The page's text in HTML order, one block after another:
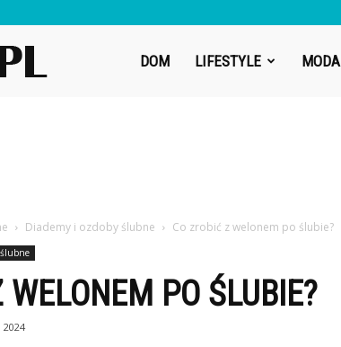
DOM LIFESTYLE MODA
Diademy i ozdoby ślubne Co zrobić z welonem po ślubie?
WELONEM PO ŚLUBIE?